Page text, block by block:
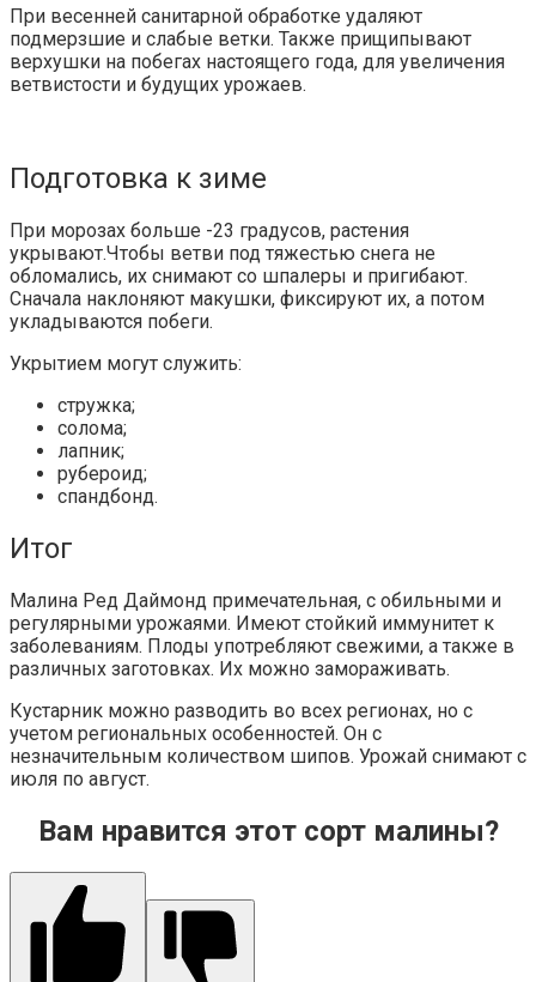
При весенней санитарной обработке удаляют
подмерзшие и слабые ветки. Также прищипывают
верхушки на побегах настоящего года, для увеличения
ветвистости и будущих урожаев.
Подготовка к зиме
При морозах больше -23 градусов, растения
укрывают.Чтобы ветви под тяжестью снега не
обломались, их снимают со шпалеры и пригибают.
Сначала наклоняют макушки, фиксируют их, а потом
укладываются побеги.
Укрытием могут служить:
стружка;
солома;
лапник;
рубероид;
спандбонд.
Итог
Малина Ред Даймонд примечательная, с обильными и
регулярными урожаями. Имеют стойкий иммунитет к
заболеваниям. Плоды употребляют свежими, а также в
различных заготовках. Их можно замораживать.
Кустарник можно разводить во всех регионах, но с
учетом региональных особенностей. Он с
незначительным количеством шипов. Урожай снимают с
июля по август.
Вам нравится этот сорт малины?